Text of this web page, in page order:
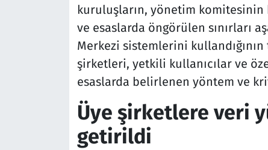
kuruluşların, yönetim komitesinin
ve esaslarda öngörülen sınırları
Merkezi sistemlerini
şirketleri, yetkili kullanıcılar ve
esaslarda belirlenen yöntem ve
Üye şirketlere veri
getirildi